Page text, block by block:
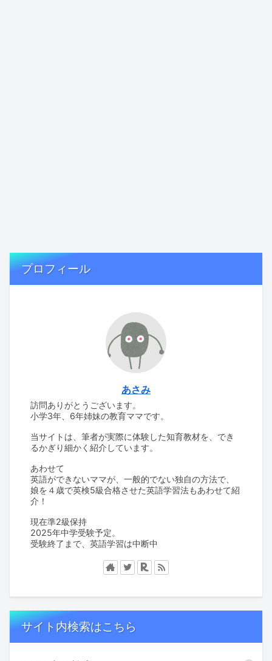
プロフィール
あさみ
訪問ありがとうございます。
小学3年、6年姉妹の教育ママです。
当サイトは、筆者が実際に体験した知育教材を、でき
るかぎり細かく紹介しています。
あわせて
英語ができないママが、一般的でない独自の方法で、
娘を４歳で英検5級合格させた英語学習法もあわせて紹
介！
現在準2級保持
2025年中学受験予定。
受験終了まで、英語学習は中断中
サイト内検索はこちら